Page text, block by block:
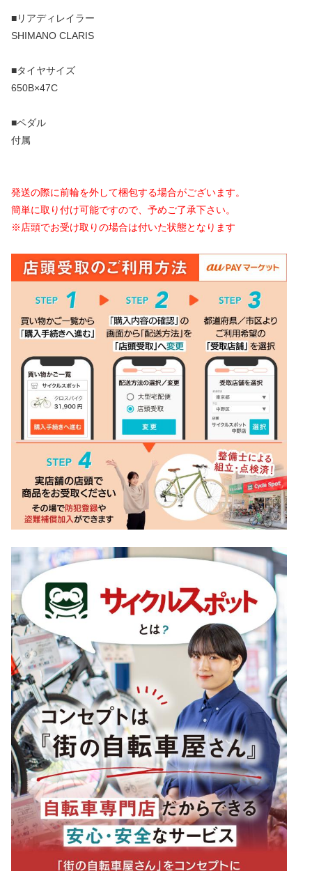
■リアディレイラー
SHIMANO CLARIS
■タイヤサイズ
650B×47C
■ペダル
付属
発送の際に前輪を外して梱包する場合がございます。
簡単に取り付け可能ですので、予めご了承下さい。
※店頭でお受け取りの場合は付いた状態となります